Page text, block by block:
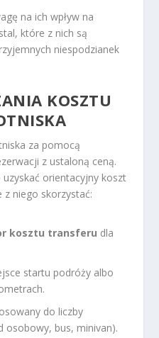
na ich wpływ na
które z nich są
niespodzianek
KOSZTU
za pomocą
z ustaloną ceną.
orientacyjny koszt
z niego skorzystać:
kosztu transferu dla
startu podróży albo
do liczby
osobowy, bus, minivan).